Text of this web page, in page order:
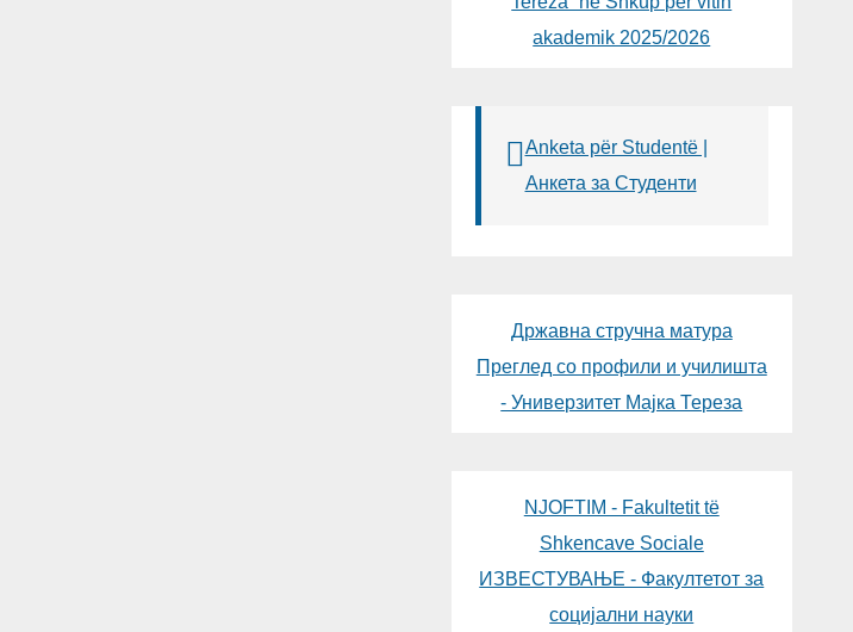
akademik 2025/2026
Anketa për Studentë |
Анкета за Студенти
Државна стручна матура
Преглед со профили и училишта
- Универзитет Мајка Тереза
NJOFTIM - Fakultetit të
Shkencave Sociale
ИЗВЕСТУВАЊЕ - Факултетот за
социјални науки